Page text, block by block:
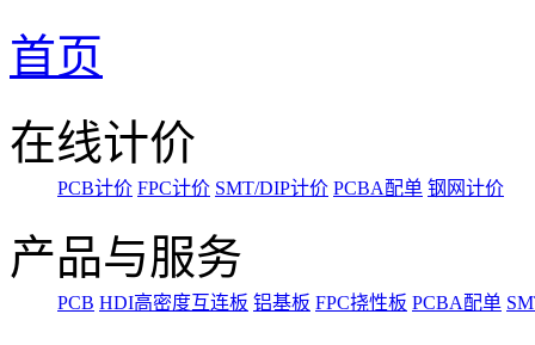
首页
在线计价
PCB计价 FPC计价 SMT/DIP计价 PCBA配单 钢网计价
产品与服务
PCB HDI高密度互连板 铝基板 FPC挠性板 PCBA配单